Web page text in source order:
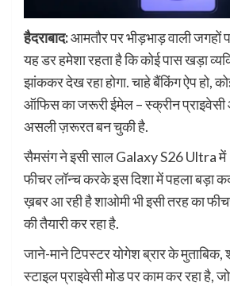
हैदराबाद:आमतौर पर भीड़भाड़ वाली जगहों
यह डर हमेशा रहता है कि कोई पास खड़ा
झांककर देख रहा होगा. चाहे बैंकिंग ऐप हो,
ऑफिस का जरूरी ईमेल – स्क्रीन
असली ज़रूरत बन चुकी है.
सैमसंग ने इसी साल Galaxy S26 Ultra
फीचर लॉन्च करके इस दिशा में पहला बड़ा
ख़बर आ रही है शाओमी भी इसी तरह का
की तैयारी कर रहा है.
जाने-माने टिपस्टर योगेश ब्रार के
स्टाइल प्राइवेसी मोड पर काम कर रहा है,